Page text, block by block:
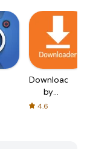
Downloader
by
AFTVnews
4.6